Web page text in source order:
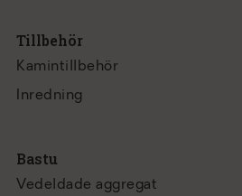
Tillbehör
Kamintillbehör
Inredning
Bastu
Vedeldade aggregat